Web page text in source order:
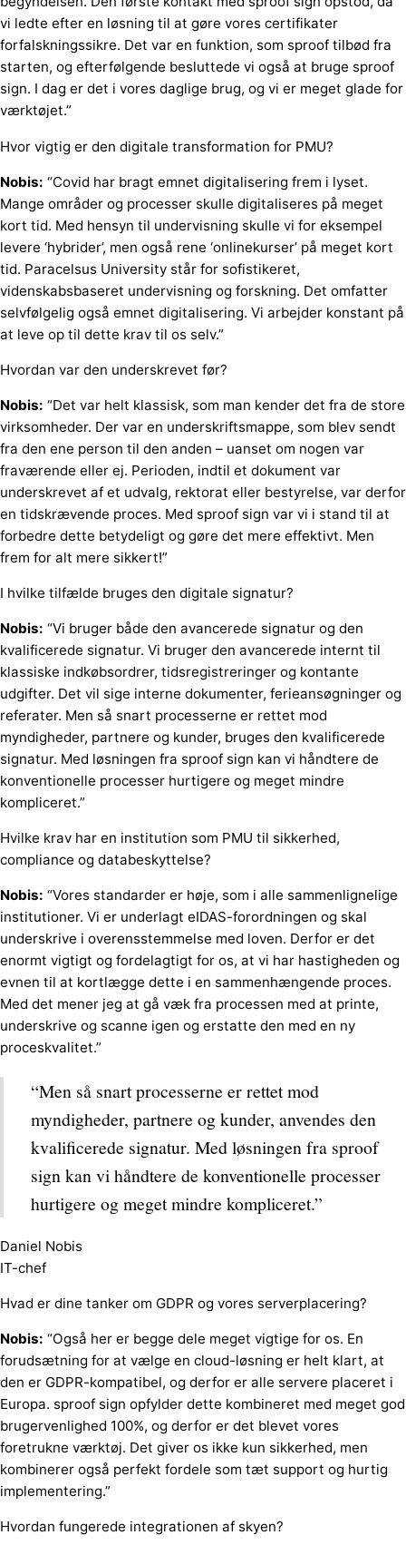
vi ledte efter en løsning til at gøre vores certifikater
forfalskningssikre. Det var en funktion, som sproof tilbød fra
starten, og efterfølgende besluttede vi også at bruge sproof
sign. I dag er det i vores daglige brug, og vi er meget glade for
værktøjet.”
Hvor vigtig er den digitale transformation for PMU?
Nobis: “Covid har bragt emnet digitalisering frem i lyset.
Mange områder og processer skulle digitaliseres på meget
kort tid. Med hensyn til undervisning skulle vi for eksempel
levere ‘hybrider’, men også rene ‘onlinekurser’ på meget kort
tid. Paracelsus University står for sofistikeret,
videnskabsbaseret undervisning og forskning. Det omfatter
selvfølgelig også emnet digitalisering. Vi arbejder konstant på
at leve op til dette krav til os selv.”
Hvordan var den underskrevet før?
Nobis: “Det var helt klassisk, som man kender det fra de store
virksomheder. Der var en underskriftsmappe, som blev sendt
fra den ene person til den anden – uanset om nogen var
fraværende eller ej. Perioden, indtil et dokument var
underskrevet af et udvalg, rektorat eller bestyrelse, var derfor
en tidskrævende proces. Med sproof sign var vi i stand til at
forbedre dette betydeligt og gøre det mere effektivt. Men
frem for alt mere sikkert!”
I hvilke tilfælde bruges den digitale signatur?
Nobis: “Vi bruger både den avancerede signatur og den
kvalificerede signatur. Vi bruger den avancerede internt til
klassiske indkøbsordrer, tidsregistreringer og kontante
udgifter. Det vil sige interne dokumenter, ferieansøgninger og
referater. Men så snart processerne er rettet mod
myndigheder, partnere og kunder, bruges den kvalificerede
signatur. Med løsningen fra sproof sign kan vi håndtere de
konventionelle processer hurtigere og meget mindre
kompliceret.”
Hvilke krav har en institution som PMU til sikkerhed,
compliance og databeskyttelse?
Nobis: “Vores standarder er høje, som i alle sammenlignelige
institutioner. Vi er underlagt eIDAS-forordningen og skal
underskrive i overensstemmelse med loven. Derfor er det
enormt vigtigt og fordelagtigt for os, at vi har hastigheden og
evnen til at kortlægge dette i en sammenhængende proces.
Med det mener jeg at gå væk fra processen med at printe,
underskrive og scanne igen og erstatte den med en ny
proceskvalitet.”
“Men så snart processerne er rettet mod
myndigheder, partnere og kunder, anvendes den
kvalificerede signatur. Med løsningen fra sproof
sign kan vi håndtere de konventionelle processer
hurtigere og meget mindre kompliceret.”
Daniel Nobis
IT-chef
Hvad er dine tanker om GDPR og vores serverplacering?
Nobis: “Også her er begge dele meget vigtige for os. En
forudsætning for at vælge en cloud-løsning er helt klart, at
den er GDPR-kompatibel, og derfor er alle servere placeret i
Europa. sproof sign opfylder dette kombineret med meget god
brugervenlighed 100%, og derfor er det blevet vores
foretrukne værktøj. Det giver os ikke kun sikkerhed, men
kombinerer også perfekt fordele som tæt support og hurtig
implementering.”
Hvordan fungerede integrationen af skyen?